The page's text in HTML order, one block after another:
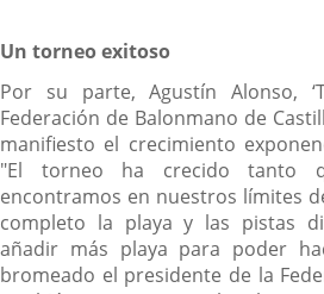
Un torneo exitoso
Por su parte, Agustín Alonso,
Federación de Balonmano de
manifiesto el crecimiento
"El torneo ha crecido tanto
encontramos en nuestros límites
completo la playa y las pistas
añadir más playa para poder
bromeado el presidente de la